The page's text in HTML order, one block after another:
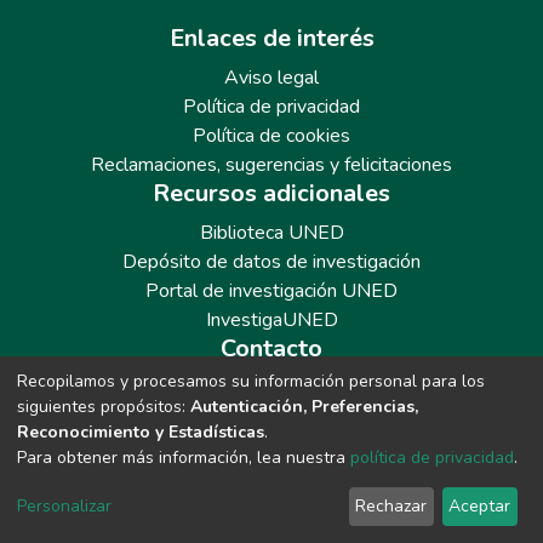
Enlaces de interés
Aviso legal
Política de privacidad
Política de cookies
Reclamaciones, sugerencias y felicitaciones
Recursos adicionales
Biblioteca UNED
Depósito de datos de investigación
Portal de investigación UNED
InvestigaUNED
Contacto
Teléfono: 913986562 / 6643 / 6633 / 8766
Correo: repositoriobiblioteca@adm.uned.es
Recopilamos y procesamos su información personal para los
siguientes propósitos: Autenticación, Preferencias,
Reconocimiento y Estadísticas.
Para obtener más información, lea nuestra política de privacidad.
Personalizar Rechazar Aceptar